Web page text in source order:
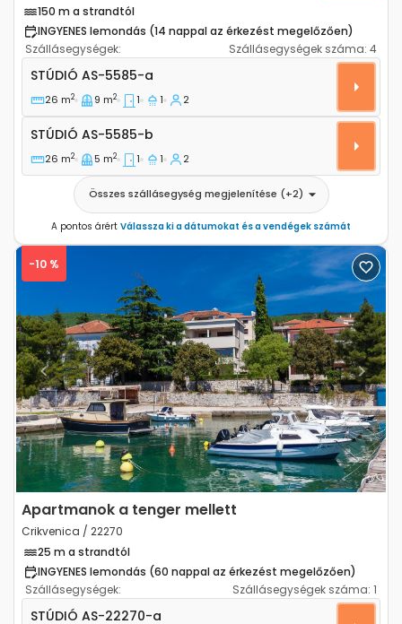
150 m a strandtól
INGYENES lemondás (14 nappal az érkezést megelőzően)
Szállásegységek:
Szállásegységek száma: 4
Stúdió apartman Crikvenica AS-5585-a
STÚDIÓ AS-5585-a
26 m2 9 m2 1 1 2
Stúdió AS-5585-b
STÚDIÓ AS-5585-b
26 m2 5 m2 1 1 2
Összes szállásegység megjelenítése (+2)
A pontos árért Válassza ki a dátumokat és a vendégek számát
Previous Next
-10 %
Apartmanok a tenger mellett
Crikvenica / 22270
25 m a strandtól
INGYENES lemondás (60 nappal az érkezést megelőzően)
Szállásegységek:
Szállásegységek száma: 1
Stúdió apartman Crikvenica AS-22270-a
STÚDIÓ AS-22270-a